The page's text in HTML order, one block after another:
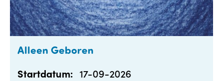
Alleen Geboren
Startdatum: 17-09-2026